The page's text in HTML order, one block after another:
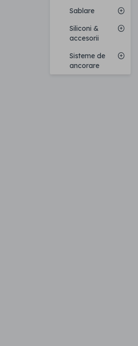
Sablare
Siliconi &
accesorii
Sisteme de
ancorare